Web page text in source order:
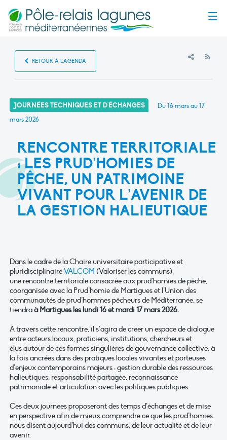
RETOUR À L'AGENDA
JOURNÉES TECHNIQUES ET D'ÉCHANGES
Du 16 mars au 17
mars 2026
RENCONTRE TERRITORIALE
: LES PRUD’HOMIES DE
PÊCHE, UN PATRIMOINE
VIVANT POUR L’AVENIR DE
LA GESTION HALIEUTIQUE
Dans le cadre de la Chaire universitaire participative et
pluridisciplinaireVALCOM (Valoriser les communs),
une rencontre territoriale consacrée aux prud’homies de pêche,
coorganisée avec la Prud’homie de Martigues et l’Union des
communautés de prud’hommes pêcheurs de Méditerranée, se
tiendraà Martigues les lundi 16 et mardi 17 mars 2026.
À travers cette rencontre, il s’agira de créer un espace de dialogue
entre acteurs locaux, praticiens, institutions, chercheurs et
élus autour de ces formes singulières de gouvernance collective, à
la fois ancrées dans des pratiques locales vivantes et porteuses
d’enjeux contemporains majeurs : gestion durable des ressources
halieutiques, responsabilité partagée, reconnaissance
patrimoniale et articulation avec les politiques publiques.
Ces deux journées proposeront des temps d’échanges et de mise
en perspective afin de mieux comprendre ce que les prud’homies
nous disent aujourd’hui des communs, de leur actualité et de leur
avenir.